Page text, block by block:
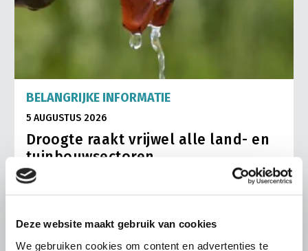
Deze website maakt gebruik van cookies
We gebruiken cookies om content en advertenties te
BELANGRIJKE INFORMATIE
5 AUGUSTUS 2026
Droogte raakt vrijwel alle land- en
tuinbouwsectoren
De aanhoudende droogte en hitte zorgen voor
toenemende problemen in de Nederlandse land- en
vrijwel alle sectoren terug.
Lees meer